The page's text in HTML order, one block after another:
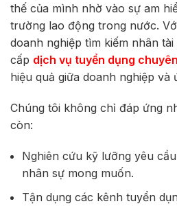
thế của mình nhờ vào sự am
trường lao động trong nước.
doanh nghiệp tìm kiếm nhân
cấp dịch vụ tuyển dụng
hiệu quả giữa doanh nghiệp và
Chúng tôi không chỉ đáp ứng
còn:
Nghiên cứu kỹ lưỡng yêu
nhân sự mong muốn.
Tận dụng các kênh tuyển